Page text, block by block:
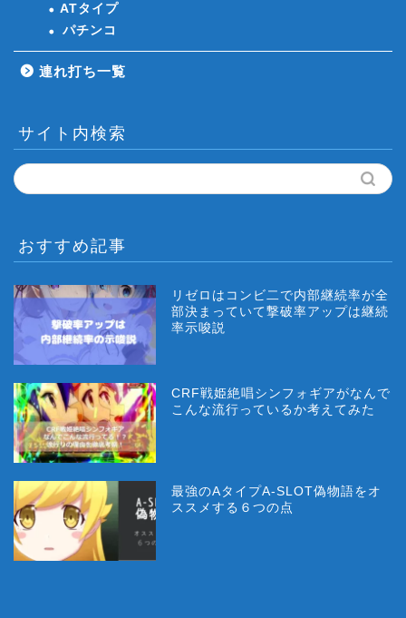
ATタイプ
パチンコ
連れ打ち一覧
サイト内検索
おすすめ記事
リゼロはコンビ二で内部継続率が全
部決まっていて撃破率アップは継続
率示唆説
CRF戦姫絶唱シンフォギアがなんで
こんな流行っているか考えてみた
最強のAタイプA-SLOT偽物語をオ
ススメする６つの点